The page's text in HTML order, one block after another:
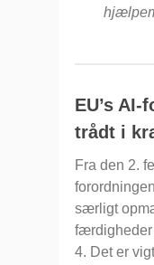
EU’s
trådt i
Fra den 2.
særligt
færdigheder
4. Det er